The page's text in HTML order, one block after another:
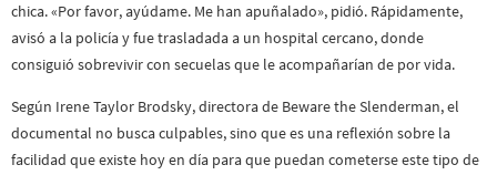
chica. «Por favor, ayúdame. Me han apuñalado», pidió. Rápidamente,
avisó a la policía y fue trasladada a un hospital cercano, donde
consiguió sobrevivir con secuelas que le acompañarían de por vida.
Según Irene Taylor Brodsky, directora de Beware the Slenderman, el
documental no busca culpables, sino que es una reflexión sobre la
facilidad que existe hoy en día para que puedan cometerse este tipo de